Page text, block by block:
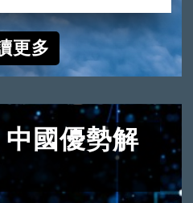
更多
國優勢解